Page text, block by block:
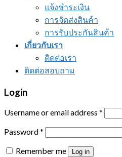
แจ้งชำระเงิน
การจัดส่งสินค้า
การรับประกันสินค้า
เกี่ยวกับเรา
ติดต่อเรา
ติดต่อสอบถาม
Login
Username or email address *
Password*
Remember me
Log in